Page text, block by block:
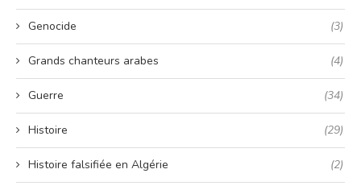
Genocide (3)
Grands chanteurs arabes (4)
Guerre (34)
Histoire (29)
Histoire falsifiée en Algérie (2)